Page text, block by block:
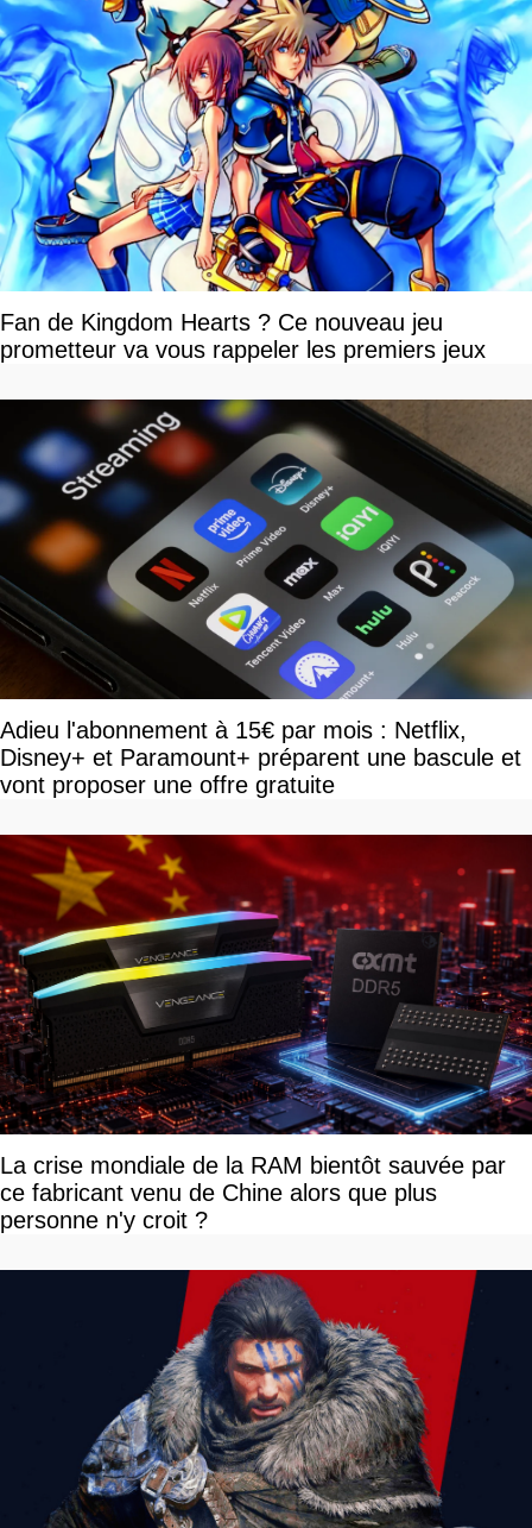
Fan de Kingdom Hearts ? Ce nouveau jeu
prometteur va vous rappeler les premiers jeux
Adieu l'abonnement à 15€ par mois : Netflix,
Disney+ et Paramount+ préparent une bascule et
vont proposer une offre gratuite
La crise mondiale de la RAM bientôt sauvée par
ce fabricant venu de Chine alors que plus
personne n'y croit ?